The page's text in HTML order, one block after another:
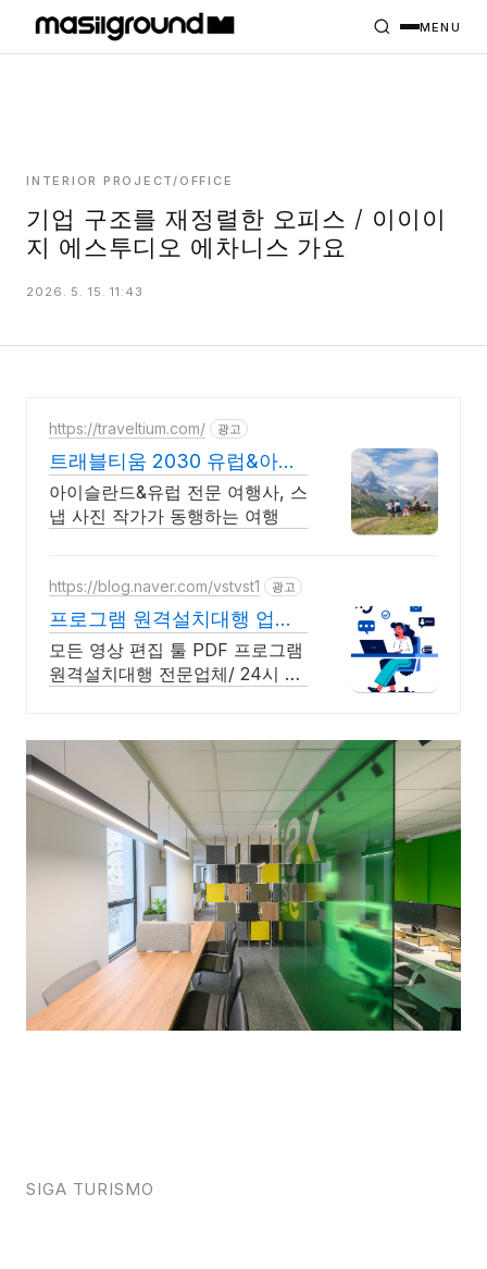
PROJECTS
MASILWIDE
MENU
INTERIOR PROJECT/OFFICE
기업 구조를 재정렬한 오피스 / 이이이
지 에스투디오 에차니스 가요
2026. 5. 15. 11:43
https://traveltium.com/ 광고
트래블티움 2030 유럽&아이
슬란드
아이슬란드&유럽 전문 여행사, 스
냅 사진 작가가 동행하는 여행
https://blog.naver.com/vstvst1 광고
프로그램 원격설치대행 업체
프로그램 원격설치대행 전문
모든 영상 편집 툴 PDF 프로그램
원격설치대행 전문업체/ 24시 상
문업체/ 24시 상담/ 영구AS
SIGA TURISMO